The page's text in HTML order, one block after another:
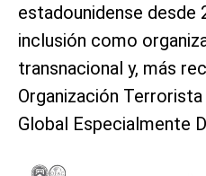
estadounidense desde
inclusión como
transnacional y, más
Organización
Global Especialmente